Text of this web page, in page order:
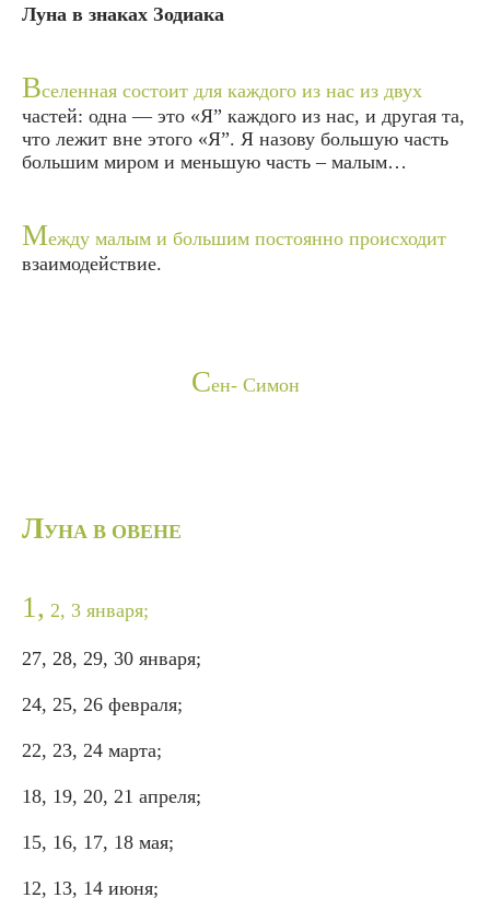
Луна в знаках Зодиака
Вселенная состоит для каждого из нас из двух
частей: одна — это «Я” каждого из нас, и другая та,
что лежит вне этого «Я”. Я назову большую часть
большим миром и меньшую часть – малым…
Между малым и большим постоянно происходит
взаимодействие.
Сен- Симон
ЛУНА В ОВЕНЕ
1, 2, 3 января;
27, 28, 29, 30 января;
24, 25, 26 февраля;
22, 23, 24 марта;
18, 19, 20, 21 апреля;
15, 16, 17, 18 мая;
12, 13, 14 июня;